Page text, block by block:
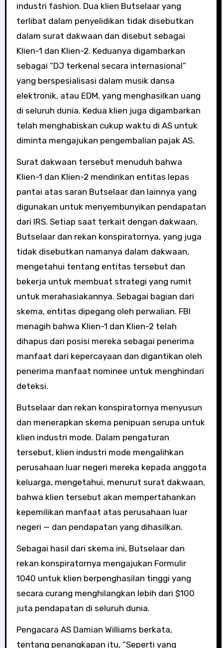
industri fashion. Dua klien Butselaar yang
terlibat dalam penyelidikan tidak disebutkan
dalam surat dakwaan dan disebut sebagai
Klien-1 dan Klien-2. Keduanya digambarkan
sebagai “DJ terkenal secara internasional”
yang berspesialisasi dalam musik dansa
elektronik, atau EDM, yang menghasilkan uang
di seluruh dunia. Kedua klien juga digambarkan
telah menghabiskan cukup waktu di AS untuk
diminta mengajukan pengembalian pajak AS.
Surat dakwaan tersebut menuduh bahwa
Klien-1 dan Klien-2 mendirikan entitas lepas
pantai atas saran Butselaar dan lainnya yang
digunakan untuk menyembunyikan pendapatan
dari IRS. Setiap saat terkait dengan dakwaan,
Butselaar dan rekan konspiratornya, yang juga
tidak disebutkan namanya dalam dakwaan,
mengetahui tentang entitas tersebut dan
bekerja untuk membuat strategi yang rumit
untuk merahasiakannya. Sebagai bagian dari
skema, entitas dipegang oleh perwalian. FBI
menagih bahwa Klien-1 dan Klien-2 telah
dihapus dari posisi mereka sebagai penerima
manfaat dari kepercayaan dan digantikan oleh
penerima manfaat nominee untuk menghindari
deteksi.
Butselaar dan rekan konspiratornya menyusun
dan menerapkan skema penipuan serupa untuk
klien industri mode. Dalam pengaturan
tersebut, klien industri mode mengalihkan
perusahaan luar negeri mereka kepada anggota
keluarga, mengetahui, menurut surat dakwaan,
bahwa klien tersebut akan mempertahankan
kepemilikan manfaat atas perusahaan luar
negeri — dan pendapatan yang dihasilkan.
Sebagai hasil dari skema ini, Butselaar dan
rekan konspiratornya mengajukan Formulir
1040 untuk klien berpenghasilan tinggi yang
secara curang menghilangkan lebih dari $100
juta pendapatan di seluruh dunia.
Pengacara AS Damian Williams berkata,
tentang penangkapan itu, “Seperti yang